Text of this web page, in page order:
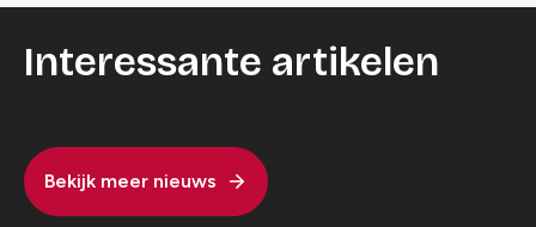
Interessante artikelen
Bekijk meer nieuws